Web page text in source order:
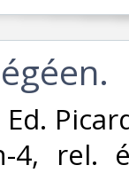
Ed.
4, rel.